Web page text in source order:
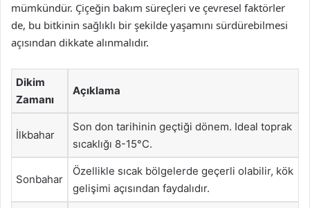
mümkündür. Çiçeğin bakım süreçleri ve çevresel faktörler
de, bu bitkinin sağlıklı bir şekilde yaşamını sürdürebilmesi
açısından dikkate alınmalıdır.
Dikim
Zamanı
Açıklama
İlkbahar
Son don tarihinin geçtiği dönem. Ideal toprak
sıcaklığı 8-15°C.
Sonbahar
Özellikle sıcak bölgelerde geçerli olabilir, kök
gelişimi açısından faydalıdır.